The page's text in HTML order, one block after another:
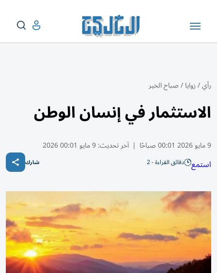
رأي/زوايا/صباح الخير
الاستثمار في إنسان الوطن
9 مايو 2026 00:01 صباحًا | آخر تحديث:9 مايو 00:01 2026
استمع دقائق القراءة - 2 شارك